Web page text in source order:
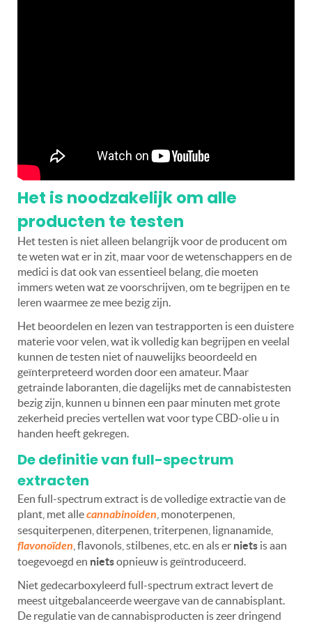
Het is noodzakelijk om alle
producten te testen
Het testen is niet alleen belangrijk voor de producent om
te weten wat er in zit, maar voor de wetenschappers en de
medici is dat ook van essentieel belang, die moeten
immers weten wat ze voorschrijven, om te begrijpen en te
leren waarmee ze mee bezig zijn.
Het beoordelen en lezen van testrapporten is een duistere
materie voor velen, wat ik volledig kan begrijpen en veelal
kunnen de testen niet of nauwelijks beoordeeld en
geïnterpreteerd worden door een amateur. Maar
getrainde laboranten, die dagelijks met de cannabistesten
bezig zijn, kunnen u binnen een paar minuten met grote
zekerheid precies vertellen wat voor type CBD-olie u in
handen heeft gekregen.
De definitie van full-spectrum
extracten
Een full-spectrum extract is de volledige extractie van de
plant, met allecannabinoiden , monoterpenen,
sesquiterpenen, diterpenen, triterpenen, lignanamide,
flavonoïden , flavonols, stilbenes, etc. en als er niets is aan
toegevoegd en nietsopnieuw is geïntroduceerd.
Niet gedecarboxyleerd full-spectrum extract levert de
meest uitgebalanceerde weergave van de cannabisplant.
De regulatie van de cannabisproducten is zeer dringend